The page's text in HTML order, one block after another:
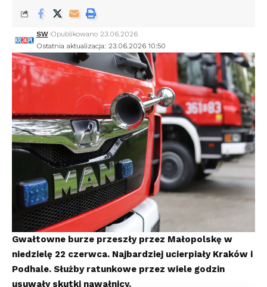
Ostatnia aktualizacja: 23.06.2026 10:50
SW Opublikowano 23.06.2026
Gwałtowne burze przeszły przez Małopolskę w
niedzielę 22 czerwca. Najbardziej ucierpiały Kraków i
Podhale. Służby ratunkowe przez wiele godzin
usuwały skutki nawałnicy.